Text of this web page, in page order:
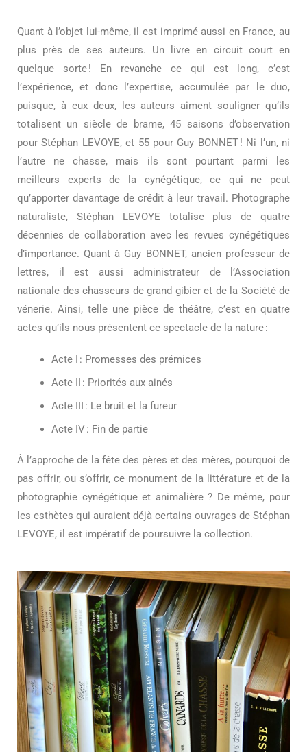
Quant à l’objet lui-même, il est imprimé aussi en France, au
plus près de ses auteurs. Un livre en circuit court en
quelque sorte ! En revanche ce qui est long, c’est
l’expérience, et donc l’expertise, accumulée par le duo,
puisque, à eux deux, les auteurs aiment souligner qu’ils
totalisent un siècle de brame, 45 saisons d’observation
pour Stéphan LEVOYE, et 55 pour Guy BONNET ! Ni l’un, ni
l’autre ne chasse, mais ils sont pourtant parmi les
meilleurs experts de la cynégétique, ce qui ne peut
qu’apporter davantage de crédit à leur travail. Photographe
naturaliste, Stéphan LEVOYE totalise plus de quatre
décennies de collaboration avec les revues cynégétiques
d’importance. Quant à Guy BONNET, ancien professeur de
lettres, il est aussi administrateur de l’Association
nationale des chasseurs de grand gibier et de la Société de
vénerie. Ainsi, telle une pièce de théâtre, c’est en quatre
actes qu’ils nous présentent ce spectacle de la nature :
Acte I : Promesses des prémices
Acte II : Priorités aux ainés
Acte III : Le bruit et la fureur
Acte IV : Fin de partie
À l’approche de la fête des pères et des mères, pourquoi de
pas offrir, ou s’offrir, ce monument de la littérature et de la
photographie cynégétique et animalière ? De même, pour
les esthètes qui auraient déjà certains ouvrages de Stéphan
LEVOYE, il est impératif de poursuivre la collection.